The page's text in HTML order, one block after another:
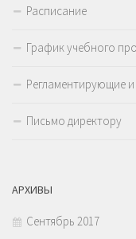
Расписание
График учебного
Регламентирующие
Письмо директору
АРХИВЫ
Сентябрь 2017